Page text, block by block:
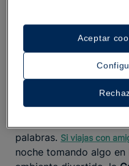
Nada más traspasar su
entramado de
emblemáticos, donde
se alternan con las
bienvenida. Las
musulmana han
palabras. Si viajas con
noche tomando algo
Aceptar